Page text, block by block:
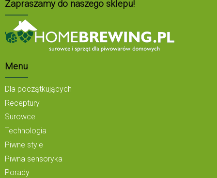
Zapraszamy do naszego sklepu!
Menu
Dla początkujących
Receptury
Surowce
Technologia
Piwne style
Piwna sensoryka
Porady